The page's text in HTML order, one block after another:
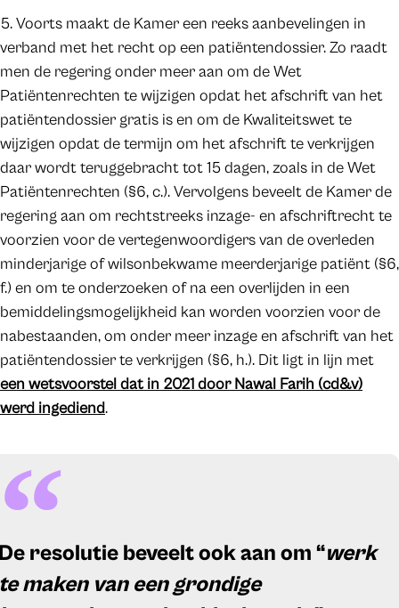
5. Voorts maakt de Kamer een reeks aanbevelingen in
verband met het recht op een patiëntendossier. Zo raadt
men de regering onder meer aan om de Wet
Patiëntenrechten te wijzigen opdat het afschrift van het
patiëntendossier gratis is en om de Kwaliteitswet te
wijzigen opdat de termijn om het afschrift te verkrijgen
daar wordt teruggebracht tot 15 dagen, zoals in de Wet
Patiëntenrechten (§6, c.). Vervolgens beveelt de Kamer de
regering aan om rechtstreeks inzage- en afschriftrecht te
voorzien voor de vertegenwoordigers van de overleden
minderjarige of wilsonbekwame meerderjarige patiënt (§6,
f.) en om te onderzoeken of na een overlijden in een
bemiddelingsmogelijkheid kan worden voorzien voor de
nabestaanden, om onder meer inzage en afschrift van het
patiëntendossier te verkrijgen (§6, h.). Dit ligt in lijn met
een wetsvoorstel dat in 2021 door Nawal Farih (cd&v)
werd ingediend.
resolutie beveelt ook aan om “werk
maken van een grondige